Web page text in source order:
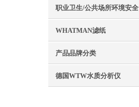
职业卫生/公共场所环境安全
WHATMAN滤纸
产品品牌分类
德国WTW水质分析仪